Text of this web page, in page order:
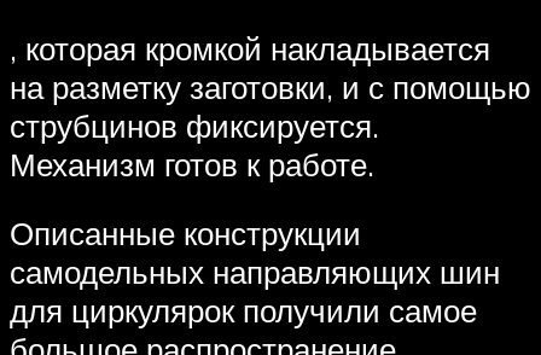
, которая кромкой накладывается
на разметку заготовки, и с помощью
струбцинов фиксируется.
Механизм готов к работе.
Описанные конструкции
самодельных направляющих шин
для циркулярок получили самое